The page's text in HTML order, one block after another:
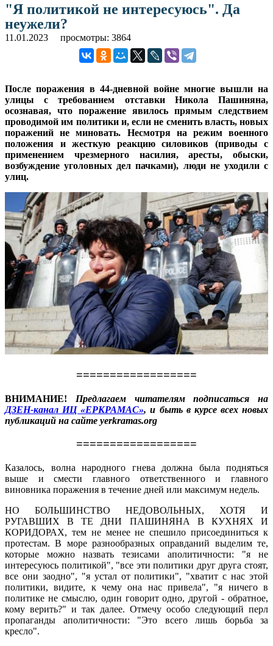
"Я политикой не интересуюсь". Да
неужели?
11.01.2023 просмотры: 3864
После поражения в 44-дневной войне многие вышли на
улицы с требованием отставки Никола Пашиняна,
осознавая, что поражение явилось прямым следствием
проводимой им политики и, если не сменить власть, новых
поражений не миновать. Несмотря на режим военного
положения и жесткую реакцию силовиков (приводы с
применением чрезмерного насилия, аресты, обыски,
возбуждение уголовных дел пачками), люди не уходили с
улиц.
==================
ВНИМАНИЕ! Предлагаем читателям подписаться на
ДЗЕН-канал ИЦ «ЕРКРАМАС», и быть в курсе всех новых
публикаций на сайте yerkramas.org
==================
Казалось, волна народного гнева должна была подняться
выше и смести главного ответственного и главного
виновника поражения в течение дней или максимум недель.
НО БОЛЬШИНСТВО НЕДОВОЛЬНЫХ, ХОТЯ И
РУГАВШИХ В ТЕ ДНИ ПАШИНЯНА В КУХНЯХ И
КОРИДОРАХ, тем не менее не спешило присоединиться к
протестам. В море разнообразных оправданий выделим те,
которые можно назвать тезисами аполитичности: "я не
интересуюсь политикой", "все эти политики друг друга стоят,
все они заодно", "я устал от политики", "хватит с нас этой
политики, видите, к чему она нас привела", "я ничего в
политике не смыслю, один говорит одно, другой - обратное,
кому верить?" и так далее. Отмечу особо следующий перл
пропаганды аполитичности: "Это всего лишь борьба за
кресло".